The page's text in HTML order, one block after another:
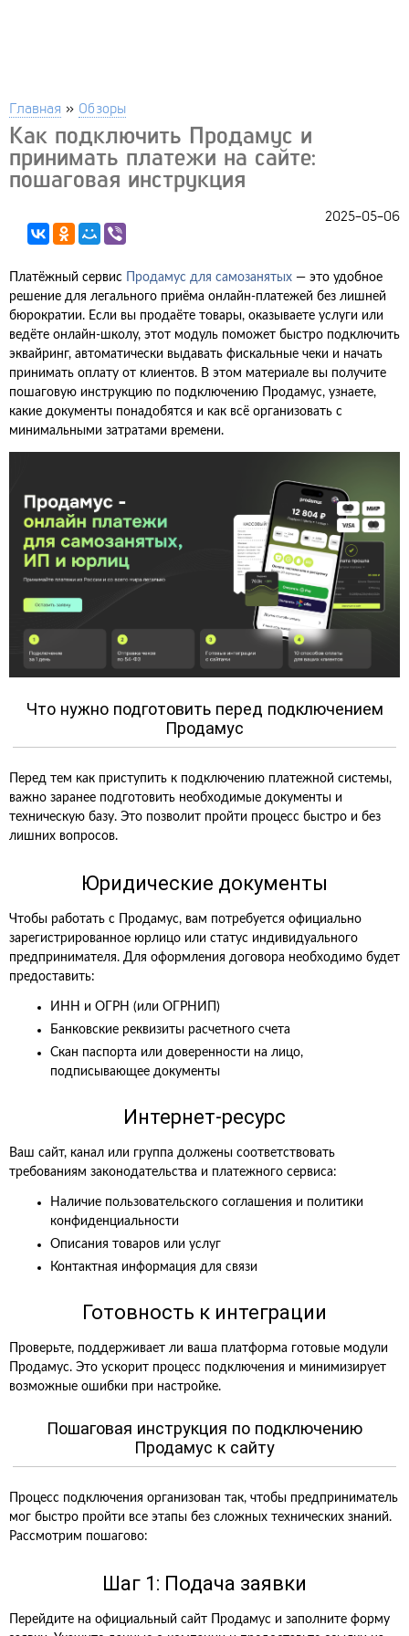
Главная » Обзоры
Как подключить Продамус и
принимать платежи на сайте:
пошаговая инструкция
2025-05-06
Платёжный сервис Продамус для самозанятых — это удобное
решение для легального приёма онлайн-платежей без лишней
бюрократии. Если вы продаёте товары, оказываете услуги или
ведёте онлайн-школу, этот модуль поможет быстро подключить
эквайринг, автоматически выдавать фискальные чеки и начать
принимать оплату от клиентов. В этом материале вы получите
пошаговую инструкцию по подключению Продамус, узнаете,
какие документы понадобятся и как всё организовать с
минимальными затратами времени.
Что нужно подготовить перед подключением
Продамус
Перед тем как приступить к подключению платежной системы,
важно заранее подготовить необходимые документы и
техническую базу. Это позволит пройти процесс быстро и без
лишних вопросов.
Юридические документы
Чтобы работать с Продамус, вам потребуется официально
зарегистрированное юрлицо или статус индивидуального
предпринимателя. Для оформления договора необходимо будет
предоставить:
ИНН и ОГРН (или ОГРНИП)
Банковские реквизиты расчетного счета
Скан паспорта или доверенности на лицо,
подписывающее документы
Интернет-ресурс
Ваш сайт, канал или группа должены соответствовать
требованиям законодательства и платежного сервиса:
Наличие пользовательского соглашения и политики
конфиденциальности
Описания товаров или услуг
Контактная информация для связи
Готовность к интеграции
Проверьте, поддерживает ли ваша платформа готовые модули
Продамус. Это ускорит процесс подключения и минимизирует
возможные ошибки при настройке.
Пошаговая инструкция по подключению
Продамус к сайту
Процесс подключения организован так, чтобы предприниматель
мог быстро пройти все этапы без сложных технических знаний.
Рассмотрим пошагово:
Шаг 1: Подача заявки
Перейдите на официальный сайт Продамус и заполните форму